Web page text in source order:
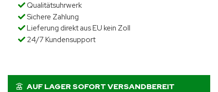
Qualitätsuhrwerk
Sichere Zahlung
Lieferung direkt aus EU kein Zoll
24/7 Kundensupport
AUF LAGER SOFORT VERSANDBEREIT